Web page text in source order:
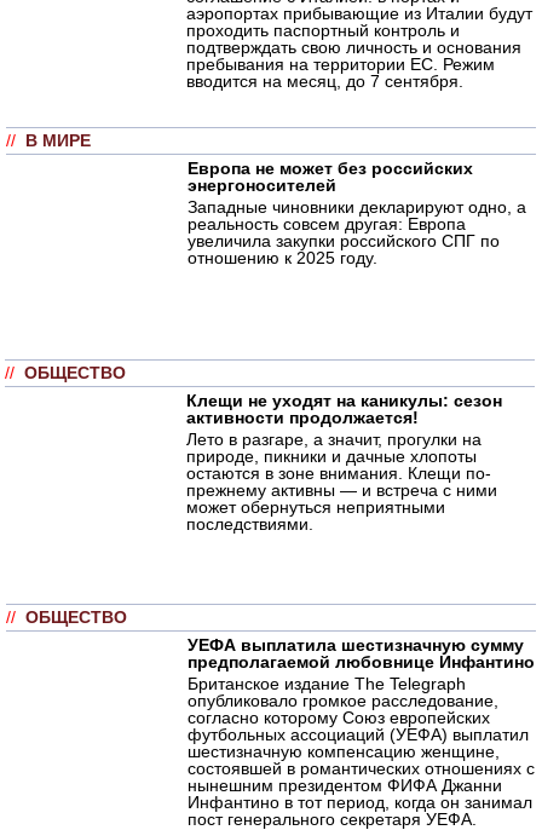
аэропортах прибывающие из Италии будут
проходить паспортный контроль и
подтверждать свою личность и основания
пребывания на территории ЕС. Режим
вводится на месяц, до 7 сентября.
// В МИРЕ
Европа не может без российских
энергоносителей
Западные чиновники декларируют одно, а
реальность совсем другая: Европа
увеличила закупки российского СПГ по
отношению к 2025 году.
// ОБЩЕСТВО
Клещи не уходят на каникулы: сезон
активности продолжается!
Лето в разгаре, а значит, прогулки на
природе, пикники и дачные хлопоты
остаются в зоне внимания. Клещи по-
прежнему активны — и встреча с ними
может обернуться неприятными
последствиями.
// ОБЩЕСТВО
УЕФА выплатила шестизначную сумму
предполагаемой любовнице Инфантино
Британское издание The Telegraph
опубликовало громкое расследование,
согласно которому Союз европейских
футбольных ассоциаций (УЕФА) выплатил
шестизначную компенсацию женщине,
состоявшей в романтических отношениях с
нынешним президентом ФИФА Джанни
Инфантино в тот период, когда он занимал
пост генерального секретаря УЕФА.